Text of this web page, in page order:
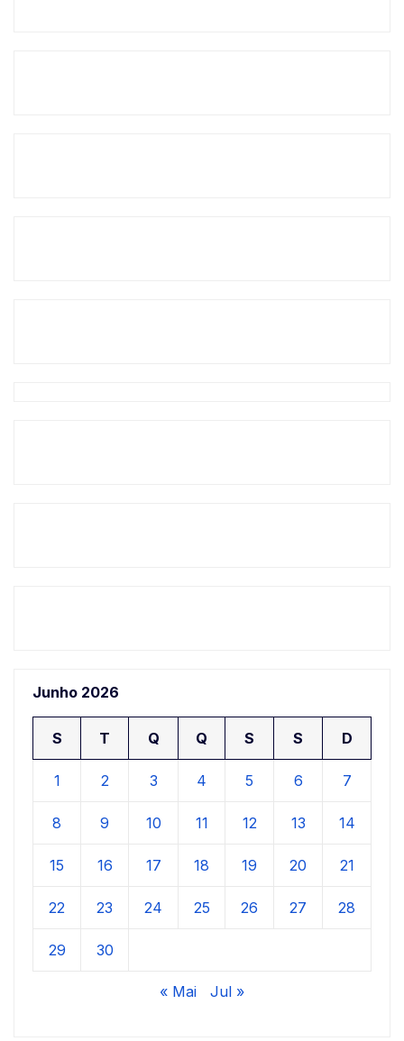
Junho 2026
S T Q Q S S D
1 2 3 4 5 6 7
8 9 10 11 12 13 14
15 16 17 18 19 20 21
22 23 24 25 26 27 28
29 30
« Mai Jul »